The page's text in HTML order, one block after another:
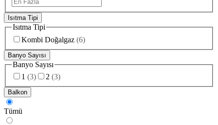
Isıtma Tipi
Isıtma Tipi
Kombi Doğalgaz (6)
Banyo Sayısı
Banyo Sayısı
1 (3) 2 (3)
Balkon
Tümü